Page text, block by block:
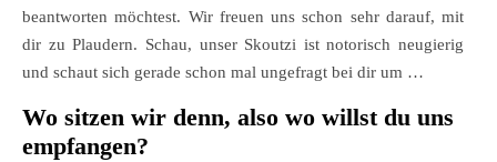
beantworten möchtest. Wir freuen uns schon sehr darauf, mit
dir zu Plaudern. Schau, unser Skoutzi ist notorisch neugierig
und schaut sich gerade schon mal ungefragt bei dir um …
Wo sitzen wir denn, also wo willst du uns
empfangen?